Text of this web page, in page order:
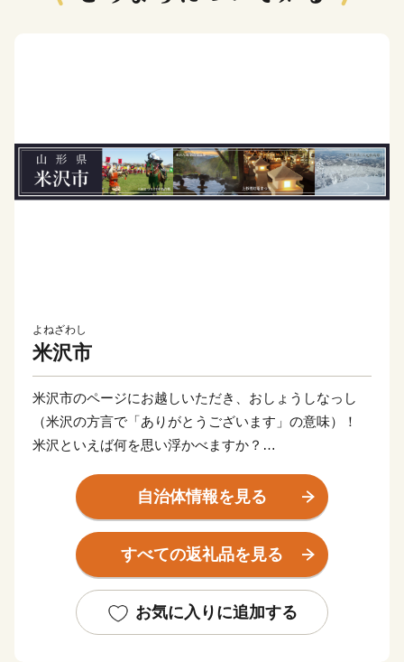
よねざわし
米沢市
米沢市のページにお越しいただき、おしょうしなっし
（米沢の方言で「ありがとうございます」の意味）！
米沢といえば何を思い浮かべますか？
米沢は、寒暖の差が大きい気候条件、よく肥えた土壌、
ミネラル豊富な水、澄んだ空気など美味しい食べ物が育
このため、全国を代表する米沢牛をはじめ、みずみずし
い果物や野菜などバラエティーに富んだ彩り豊かな食材
自治体情報を見る
すべての返礼品を見る
お気に入りに追加する